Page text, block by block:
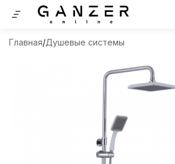
Главная Душевые системы